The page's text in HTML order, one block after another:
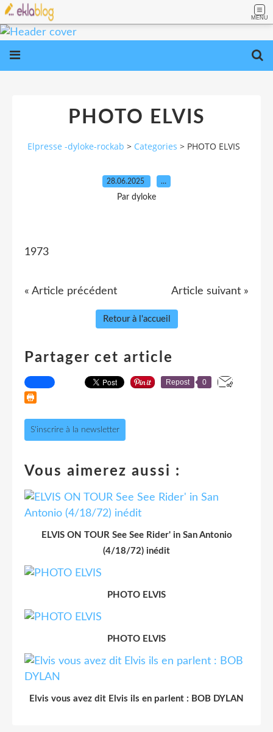
MENU
PHOTO ELVIS
Elpresse -dyloke-rockab > Categories > PHOTO ELVIS
28.06.2025 …
Par dyloke
1973
« Article précédent Article suivant »
Retour à l'accueil
Partager cet article
Repost 0
S'inscrire à la newsletter
Vous aimerez aussi :
ELVIS ON TOUR See See Rider' in San Antonio
(4/18/72) inédit
PHOTO ELVIS
PHOTO ELVIS
Elvis vous avez dit Elvis ils en parlent : BOB DYLAN